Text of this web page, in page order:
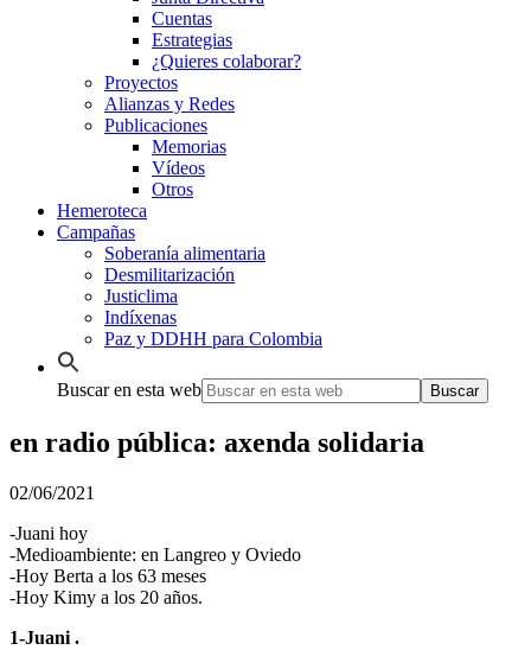
Cuentas
Estrategias
¿Quieres colaborar?
Proyectos
Alianzas y Redes
Publicaciones
Memorias
Vídeos
Otros
Hemeroteca
Campañas
Soberanía alimentaria
Desmilitarización
Justiclima
Indíxenas
Paz y DDHH para Colombia
Buscar en esta web
en radio pública: axenda solidaria
02/06/2021
-Juani hoy
-Medioambiente: en Langreo y Oviedo
-Hoy Berta a los 63 meses
-Hoy Kimy a los 20 años.
1-Juani .